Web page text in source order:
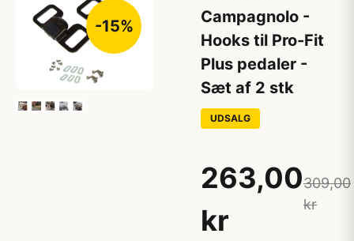
-15%
Campagnolo -
Hooks til Pro-Fit
Plus pedaler -
Sæt af 2 stk
UDSALG
263,00
kr
309,00
kr